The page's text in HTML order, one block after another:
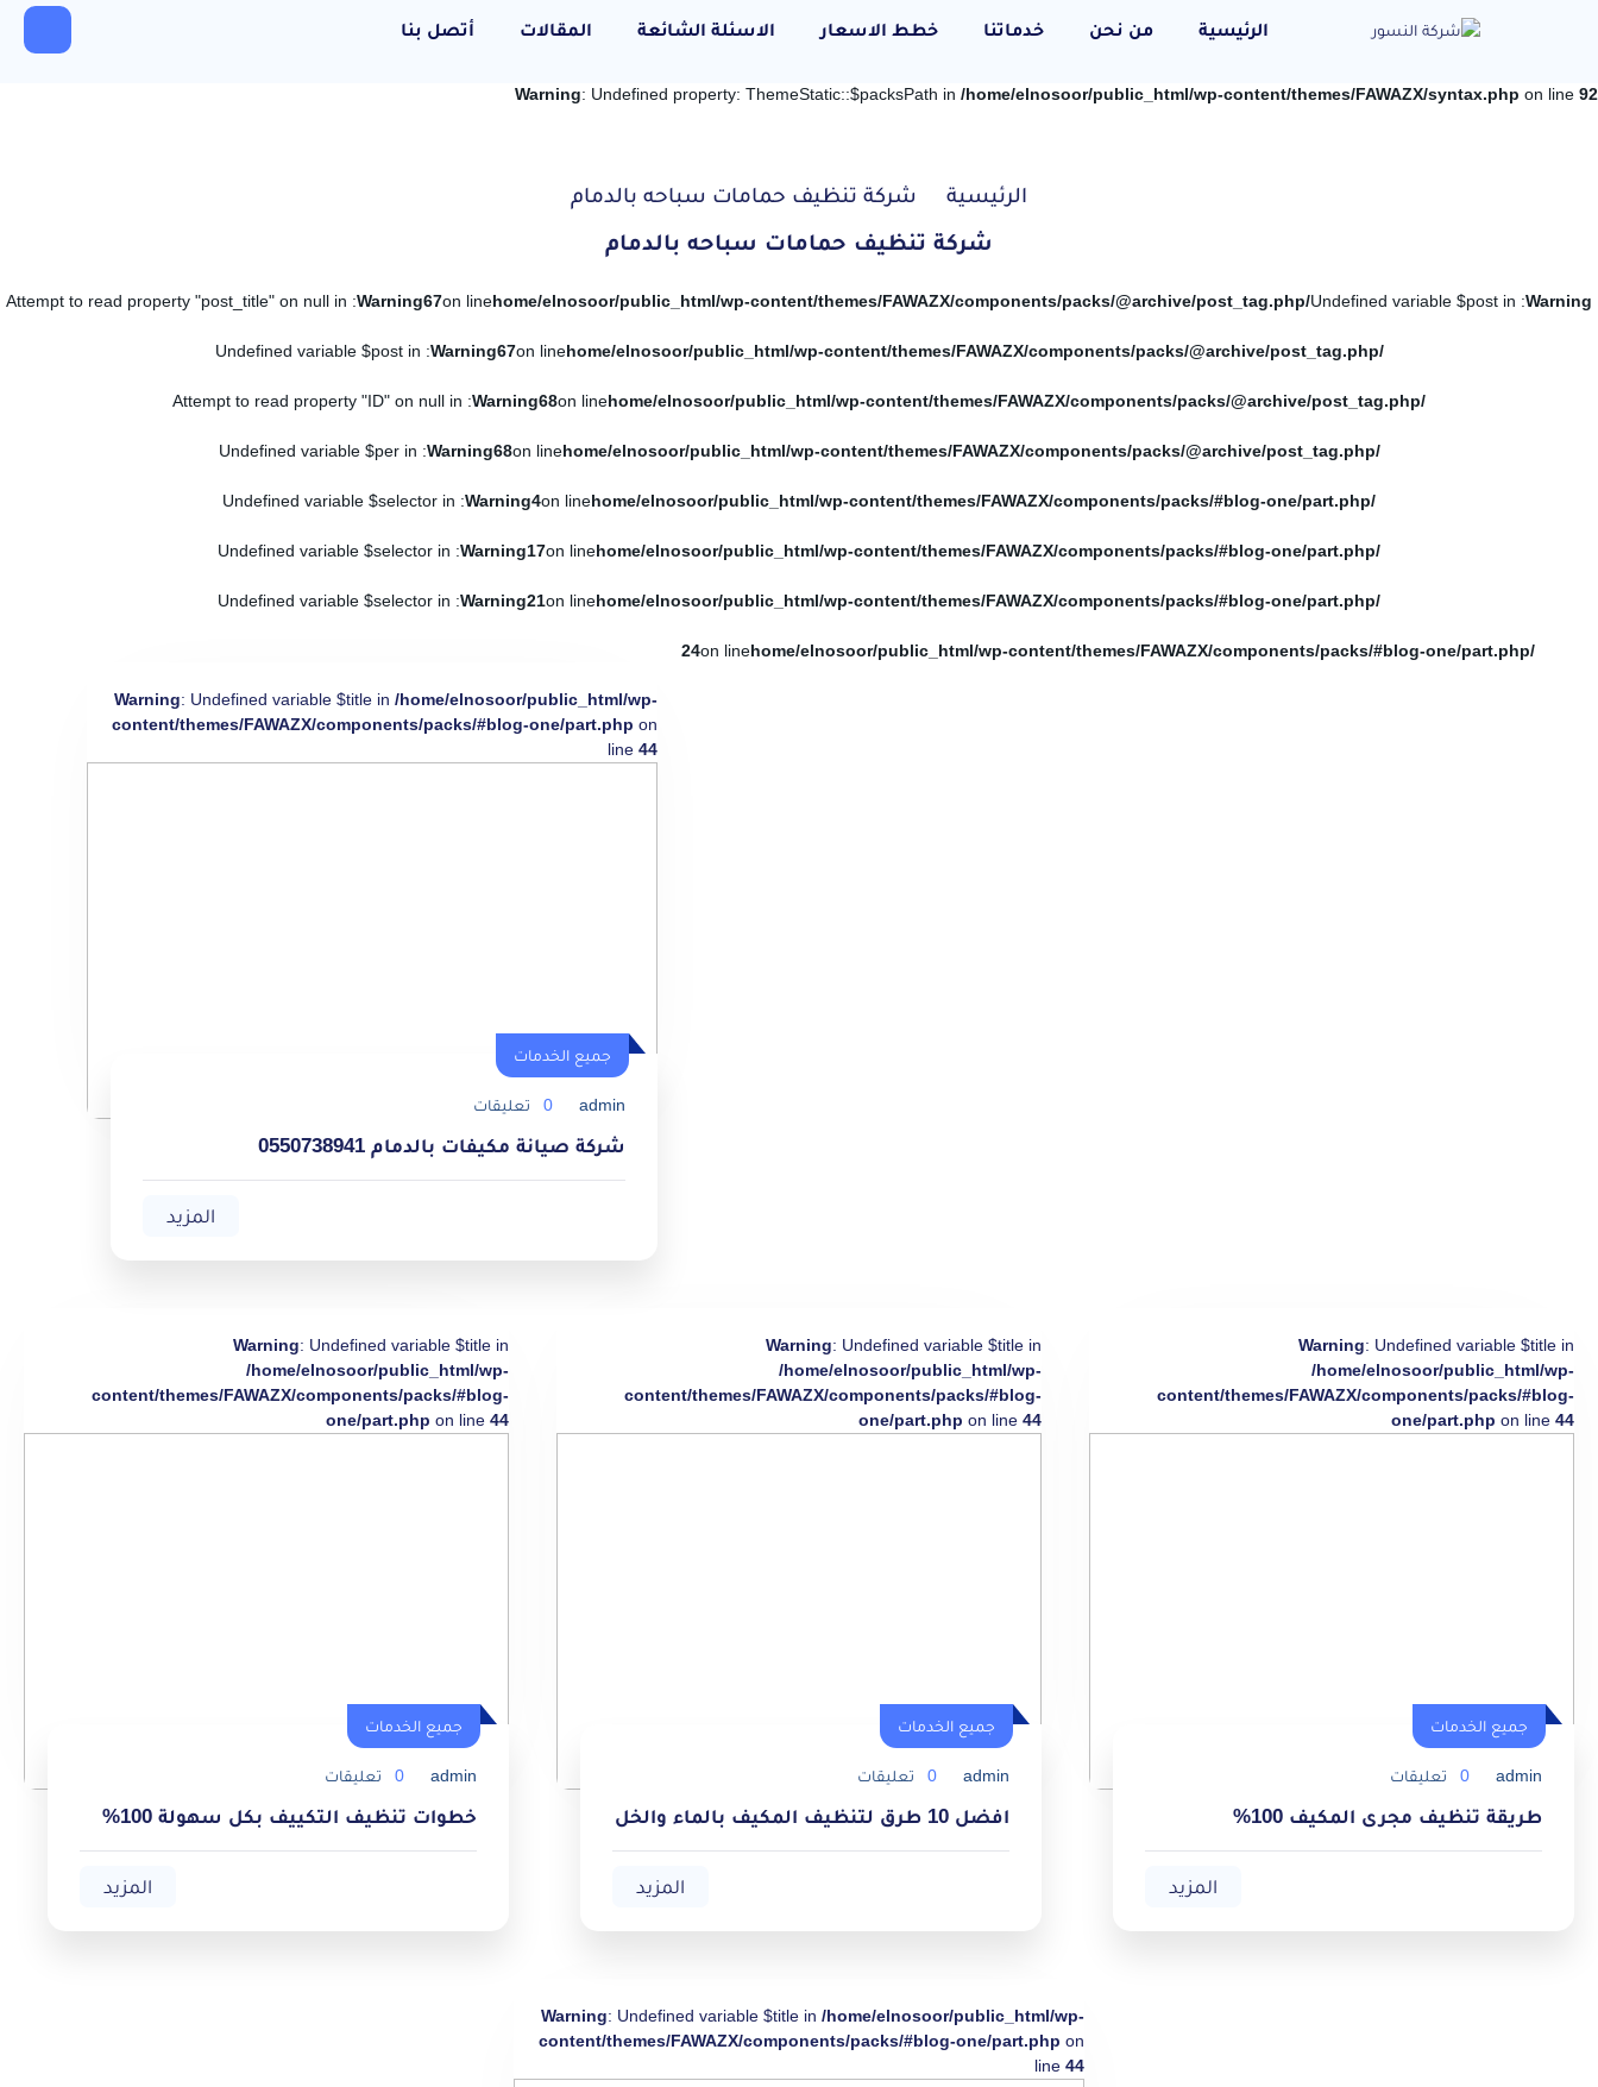
الرئيسية من نحن خدماتنا خطط الاسعار الاسئلة الشائعة المقالات أتصل بنا
Warning: Undefined property: ThemeStatic::$packsPath in /home/elnosoor/public_html/wp-content/themes/FAWAZX/syntax.php on line 92
الرئيسية شركة تنظيف حمامات سباحه بالدمام
شركة تنظيف حمامات سباحه بالدمام
Warning
: Undefined variable $post in
/home/elnosoor/public_html/wp-content/themes/FAWAZX/components/packs/@archive/post_tag.php
on line
67
Warning
: Attempt to read property "post_title" on null in
/home/elnosoor/public_html/wp-content/themes/FAWAZX/components/packs/@archive/post_tag.php
on line
67
Warning
: Undefined variable $post in
/home/elnosoor/public_html/wp-content/themes/FAWAZX/components/packs/@archive/post_tag.php
on line
68
Warning
: Attempt to read property "ID" on null in
/home/elnosoor/public_html/wp-content/themes/FAWAZX/components/packs/@archive/post_tag.php
on line
68
Warning
: Undefined variable $per in
/home/elnosoor/public_html/wp-content/themes/FAWAZX/components/packs/#blog-one/part.php
on line
4
Warning
: Undefined variable $selector in
/home/elnosoor/public_html/wp-content/themes/FAWAZX/components/packs/#blog-one/part.php
on line
17
Warning
: Undefined variable $selector in
/home/elnosoor/public_html/wp-content/themes/FAWAZX/components/packs/#blog-one/part.php
on line
21
Warning
: Undefined variable $selector in
/home/elnosoor/public_html/wp-content/themes/FAWAZX/components/packs/#blog-one/part.php
on line
24
Warning: Undefined variable $title in /home/elnosoor/public_html/wp-
content/themes/FAWAZX/components/packs/#blog-one/part.php on
line 44
جميع الخدمات
admin
0 تعليقات
شركة صيانة مكيفات بالدمام 0550738941
المزيد
Warning: Undefined variable $title in
/home/elnosoor/public_html/wp-
content/themes/FAWAZX/components/packs/#blog-
one/part.php on line 44
جميع الخدمات
admin
0 تعليقات
طريقة تنظيف مجرى المكيف 100%
المزيد
Warning: Undefined variable $title in
/home/elnosoor/public_html/wp-
content/themes/FAWAZX/components/packs/#blog-
one/part.php on line 44
جميع الخدمات
admin
0 تعليقات
افضل 10 طرق لتنظيف المكيف بالماء والخل
المزيد
Warning: Undefined variable $title in
/home/elnosoor/public_html/wp-
content/themes/FAWAZX/components/packs/#blog-
one/part.php on line 44
جميع الخدمات
admin
0 تعليقات
خطوات تنظيف التكييف بكل سهولة 100%
المزيد
Warning: Undefined variable $title in /home/elnosoor/public_html/wp-
content/themes/FAWAZX/components/packs/#blog-one/part.php on
line 44